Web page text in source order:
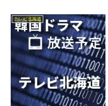
テレビ北海道